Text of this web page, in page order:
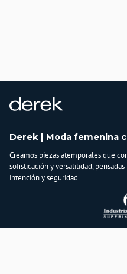
Derek | Moda femenina
Creamos piezas atemporales que
sofisticación y versatilidad,
intención y seguridad.